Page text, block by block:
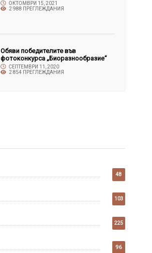
ОКТОМВРИ 15, 2021
2 988 ПРЕГЛЕЖДАНИЯ
Обяви победителите във
фотоконкурса „Биоразнообразие“
СЕПТЕМВРИ 11, 2020
2 854 ПРЕГЛЕЖДАНИЯ
48
103
225
96